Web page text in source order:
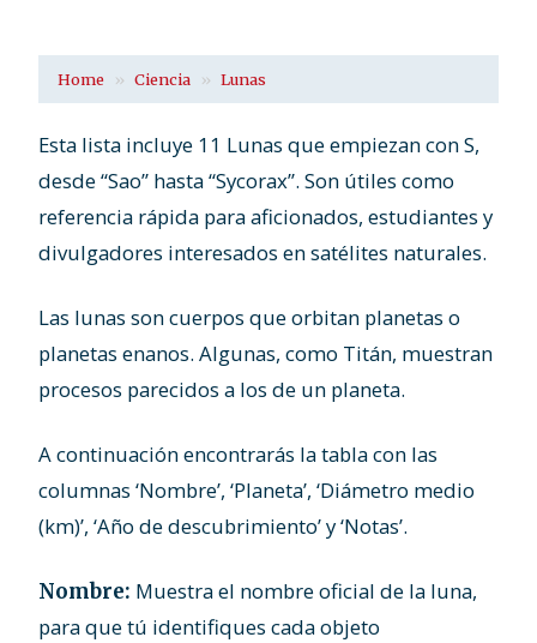
Home Ciencia Lunas
Esta lista incluye 11 Lunas que empiezan con S,
desde “Sao” hasta “Sycorax”. Son útiles como
referencia rápida para aficionados, estudiantes y
divulgadores interesados en satélites naturales.
Las lunas son cuerpos que orbitan planetas o
planetas enanos. Algunas, como Titán, muestran
procesos parecidos a los de un planeta.
A continuación encontrarás la tabla con las
columnas ‘Nombre’, ‘Planeta’, ‘Diámetro medio
(km)’, ‘Año de descubrimiento’ y ‘Notas’.
Nombre: Muestra el nombre oficial de la luna,
para que tú identifiques cada objeto